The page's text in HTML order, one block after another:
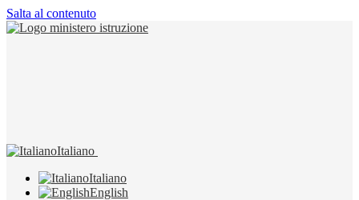
Salta al contenuto
Italiano
Italiano
English